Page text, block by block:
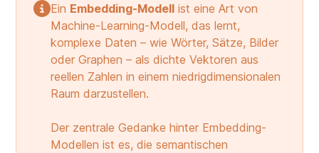
Ein Embedding-Modell ist eine Art von
Machine-Learning-Modell, das lernt,
komplexe Daten – wie Wörter, Sätze, Bilder
oder Graphen – als dichte Vektoren aus
reellen Zahlen in einem niedrigdimensionalen
Raum darzustellen.
Der zentrale Gedanke hinter Embedding-
Modellen ist es, die semantischen